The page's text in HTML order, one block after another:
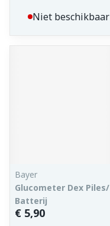
Niet beschikbaar
Bayer
Glucometer Dex Piles/
Batterij
€ 5,90